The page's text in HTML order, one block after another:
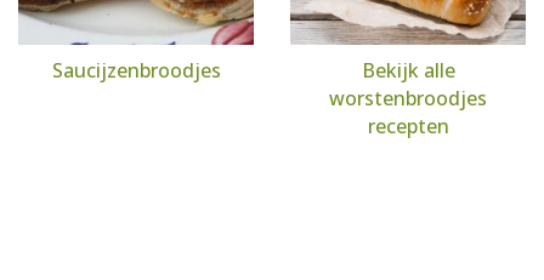
Saucijzenbroodjes
Bekijk alle
worstenbroodjes
recepten